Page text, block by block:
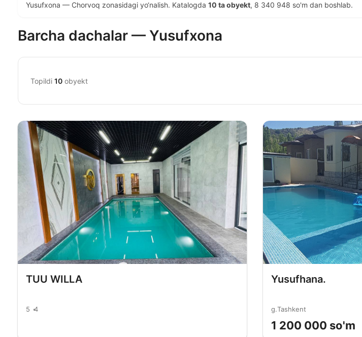
Yusufxona — Chorvoq zonasidagi yo‘nalish. Katalogda10 ta obyekt, 8 340 948 so'm dan boshlab.
Barcha dachalar — Yusufxona
Topildi10 obyekt
TUU WILLA
5 4
Yusufhana.
g.Tashkent
1 200 000 so'm